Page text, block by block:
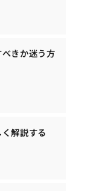
きか迷う方
解説する